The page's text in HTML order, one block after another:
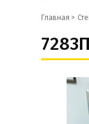
Главная >